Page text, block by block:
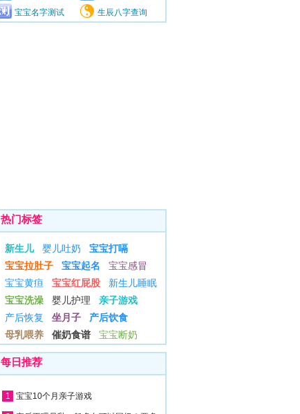
宝宝名字测试
生辰八字查询
热门标签
新生儿 婴儿吐奶
宝宝打嗝
宝宝拉肚子
宝宝起名
宝宝感冒
宝宝黄疸
宝宝红屁股
新生儿睡眠
宝宝洗澡
婴儿护理
亲子游戏
产后恢复
坐月子
产后饮食
母乳喂养
催奶食谱 宝宝断奶
每日推荐
1 宝宝10个月亲子游戏